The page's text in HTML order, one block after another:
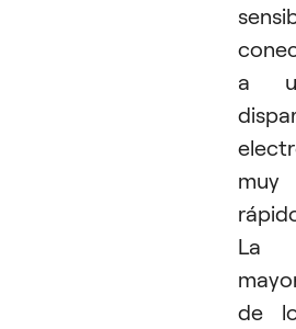
a
muy
La
de